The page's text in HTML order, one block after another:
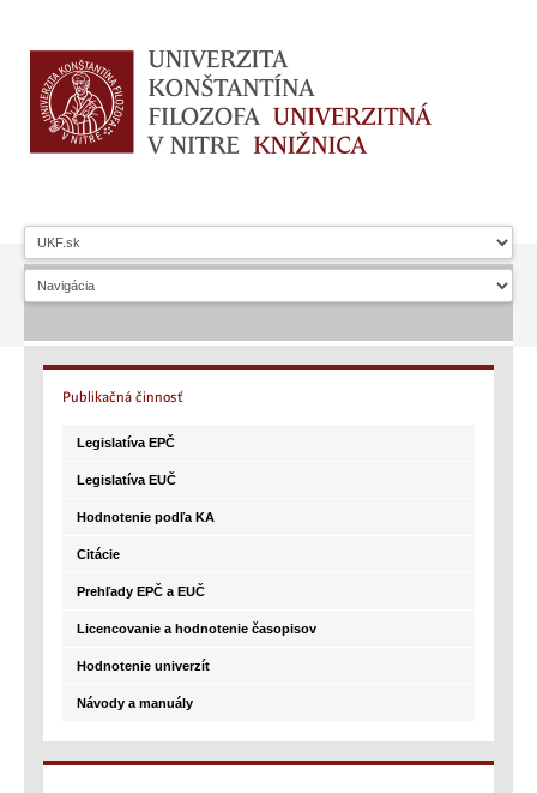
Publikačná činnosť
Legislatíva EPČ
Legislatíva EUČ
Hodnotenie podľa KA
Citácie
Prehľady EPČ a EUČ
Licencovanie a hodnotenie časopisov
Hodnotenie univerzít
Návody a manuály